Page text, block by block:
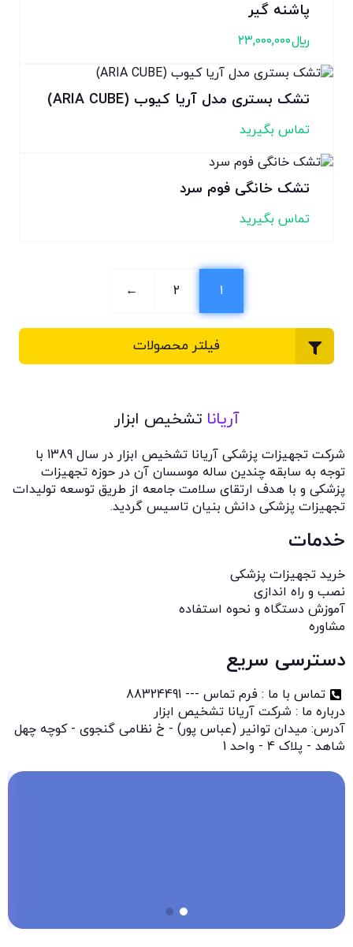
پاشنه گیر
﷼۲۳,۰۰۰,۰۰۰
تشک بستری مدل آریا کیوب (ARIA CUBE)
تماس بگیرید
تشک خانگی فوم سرد
تماس بگیرید
1
2
←
فیلتر محصولات
آریانا تشخیص ابزار
شرکت تجهیزات پزشکی آریانا تشخیص ابزار در سال 1389 با
توجه به سابقه چندین ساله موسسان آن در حوزه تجهیزات
پزشکی و با هدف ارتقای سلامت جامعه از طریق توسعه تولیدات
تجهیزات پزشکی دانش بنیان تاسیس گردید.
خدمات
خرید تجهیزات پزشکی
نصب و راه اندازی
آموزش دستگاه و نحوه استفاده
مشاوره
دسترسی سریع
تماس با ما : فرم تماس --- 88324491
درباره ما : شرکت آریانا تشخیص ابزار
آدرس: میدان توانیر (عباس پور) - خ نظامی گنجوی - کوچه چهل
شاهد - پلاک 4 - واحد 1